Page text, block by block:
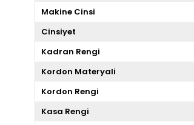
Makine Cinsi
Cinsiyet
Kadran Rengi
Kordon Materyali
Kordon Rengi
Kasa Rengi